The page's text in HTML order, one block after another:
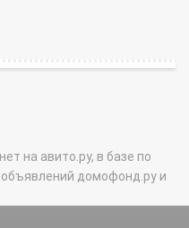
на авито.ру, в базе по
домофонд.ру и